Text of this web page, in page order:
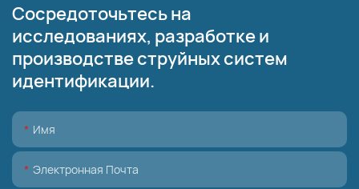
Сосредоточьтесь на
исследованиях, разработке и
производстве струйных систем
идентификации.
Имя
Электронная Почта